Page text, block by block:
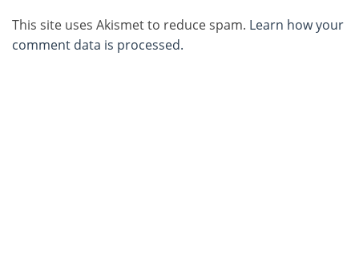
This site uses Akismet to reduce spam. Learn how your
comment data is processed.